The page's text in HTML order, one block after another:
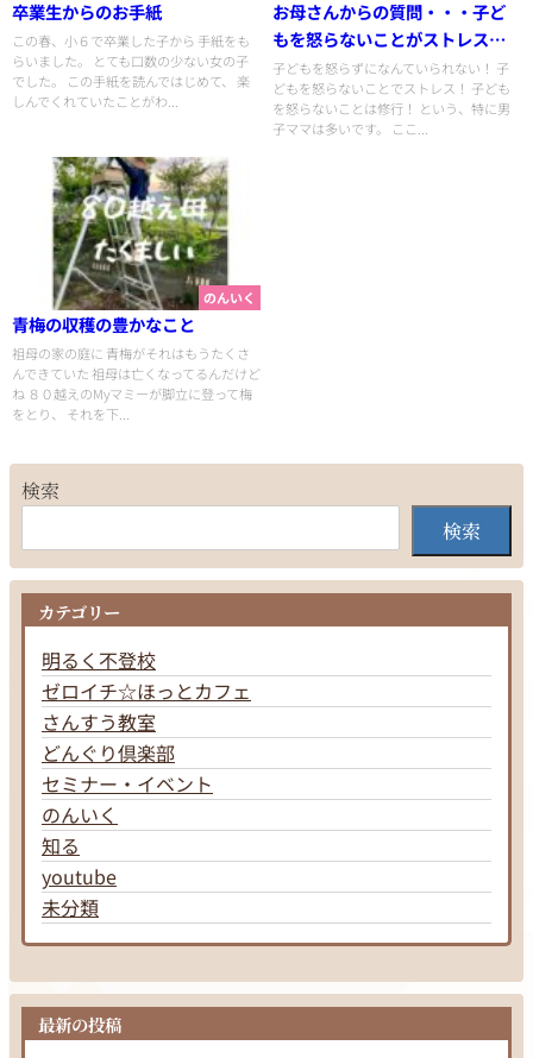
卒業生からのお手紙
この春、小６で卒業した子から 手紙をも
らいました。 とても口数の少ない女の子
でした。 この手紙を読んではじめて、 楽
しんでくれていたことがわ...
お母さんからの質問・・・子ど
もを怒らないことがストレスで
す
子どもを怒らずになんていられない！ 子
どもを怒らないことでストレス！ 子ども
を怒らないことは修行！ という、特に男
子ママは多いです。 ここ...
のんいく
青梅の収穫の豊かなこと
祖母の家の庭に 青梅がそれはもうたくさ
んできていた 祖母は亡くなってるんだけど
ね ８０越えのMyマミーが脚立に登って梅
をとり、 それを下...
検索
検索
カテゴリー
明るく不登校
ゼロイチ☆ほっとカフェ
さんすう教室
どんぐり倶楽部
セミナー・イベント
のんいく
知る
youtube
未分類
最新の投稿